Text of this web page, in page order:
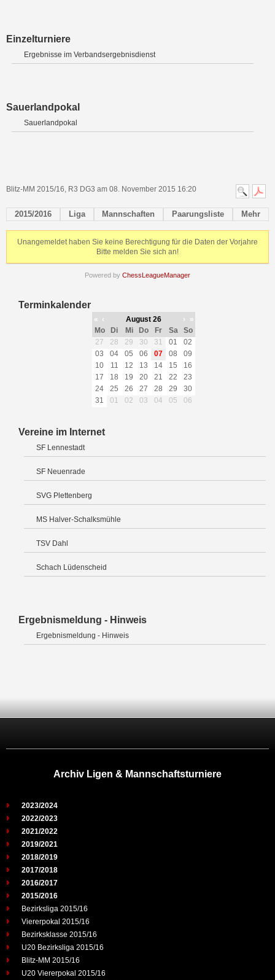
Einzelturniere
Ergebnisse im Verbandsergebnisdienst
Sauerlandpokal
Sauerlandpokal
Blitz-MM 2015/16, R3 DG3 am 08. November 2015 16:20
2015/2016 Liga Mannschaften Paarungsliste Mehr
Unangemeldet haben Sie keine Berechtigung für die Daten der Vorjahre
Bitte melden Sie sich an!
Powered by ChessLeagueManager
Terminkalender
« ‹ August 26 ›
»
Mo
Di Mi Do Fr Sa
So
27
28 29 30 31 01
02
03
04 05 06 07 08
09
10
11 12 13 14 15
16
17
18 19 20 21 22
23
24
25 26 27 28 29
30
31
01 02 03 04 05 06
Vereine im Internet
SF Lennestadt
SF Neuenrade
SVG Plettenberg
MS Halver-Schalksmühle
TSV Dahl
Schach Lüdenscheid
Ergebnismeldung - Hinweis
Ergebnismeldung - Hinweis
Archiv Ligen & Mannschaftsturniere
2023/2024
2022/2023
2021/2022
2019/2021
2018/2019
2017/2018
2016/2017
2015/2016
Bezirksliga 2015/16
Viererpokal 2015/16
Bezirksklasse 2015/16
U20 Bezirksliga 2015/16
Blitz-MM 2015/16
U20 Viererpokal 2015/16